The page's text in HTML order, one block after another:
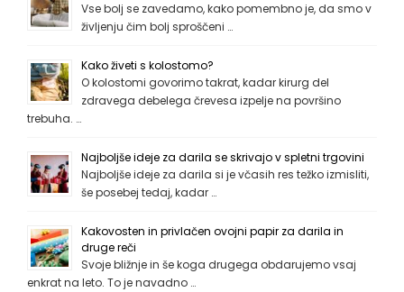
Vse bolj se zavedamo, kako pomembno je, da smo v
življenju čim bolj sproščeni …
Kako živeti s kolostomo?
O kolostomi govorimo takrat, kadar kirurg del
zdravega debelega črevesa izpelje na površino
trebuha. …
Najboljše ideje za darila se skrivajo v spletni trgovini
Najboljše ideje za darila si je včasih res težko izmisliti,
še posebej tedaj, kadar …
Kakovosten in privlačen ovojni papir za darila in
druge reči
Svoje bližnje in še koga drugega obdarujemo vsaj
enkrat na leto. To je navadno …